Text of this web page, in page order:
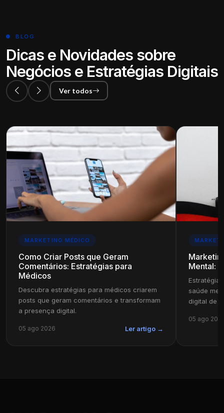
BLOG
Dicas e Novidades sobre
Negócios e Estratégias Digitais
Ver todos
MARKETING MÉDICO
Como Criar Posts que Geram
Comentários: Estratégias para
Médicos
Descubra estratégias para médicos criarem
posts que geram comentários e transformam
a presença digital.
05 ago 2026 Ler artigo →
Mental:
saúde
digital de
05 ago